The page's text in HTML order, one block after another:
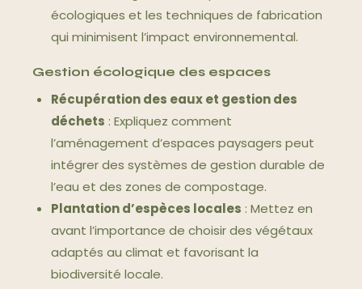
écologiques et les techniques de fabrication
qui minimisent l’impact environnemental.
Gestion écologique des espaces
Récupération des eaux et gestion des
déchets : Expliquez comment
l’aménagement d’espaces paysagers peut
intégrer des systèmes de gestion durable de
l’eau et des zones de compostage.
Plantation d’espèces locales : Mettez en
avant l’importance de choisir des végétaux
adaptés au climat et favorisant la
biodiversité locale.